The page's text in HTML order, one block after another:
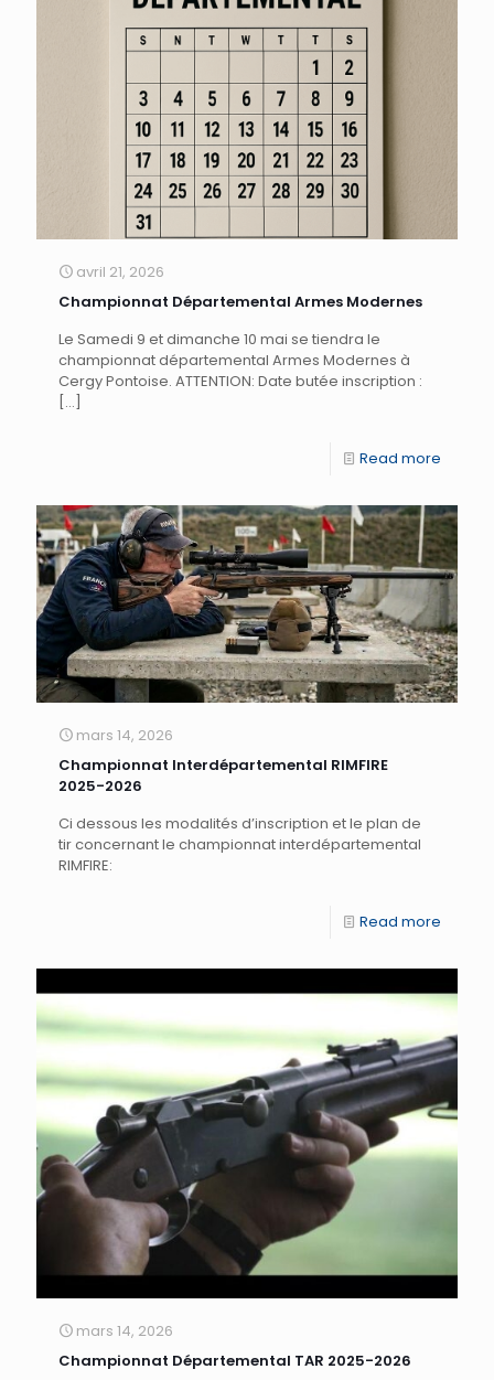
avril 21, 2026
Championnat Départemental Armes Modernes
Le Samedi 9 et dimanche 10 mai se tiendra le
championnat départemental Armes Modernes à
Cergy Pontoise. ATTENTION: Date butée inscription :
[…]
Read more
mars 14, 2026
Championnat Interdépartemental RIMFIRE
2025-2026
Ci dessous les modalités d’inscription et le plan de
tir concernant le championnat interdépartemental
RIMFIRE:
Read more
mars 14, 2026
Championnat Départemental TAR 2025-2026